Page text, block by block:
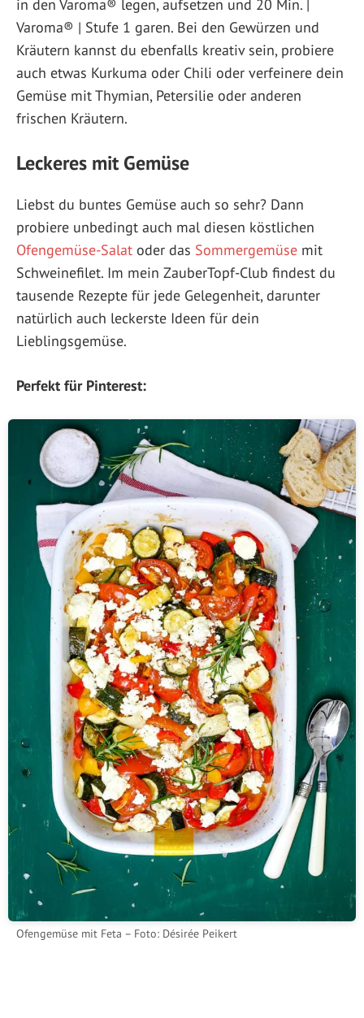
in den Varoma® legen, aufsetzen und 20 Min. |
Varoma® | Stufe 1 garen. Bei den Gewürzen und
Kräutern kannst du ebenfalls kreativ sein, probiere
auch etwas Kurkuma oder Chili oder verfeinere dein
Gemüse mit Thymian, Petersilie oder anderen
frischen Kräutern.
Leckeres mit Gemüse
Liebst du buntes Gemüse auch so sehr? Dann
probiere unbedingt auch mal diesen köstlichen
Ofengemüse-Salat oder das Sommergemüse mit
Schweinefilet. Im mein ZauberTopf-Club findest du
tausende Rezepte für jede Gelegenheit, darunter
natürlich auch leckerste Ideen für dein
Lieblingsgemüse.
Perfekt für Pinterest:
Ofengemüse mit Feta – Foto: Désirée Peikert